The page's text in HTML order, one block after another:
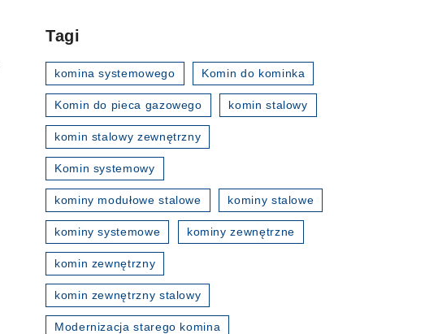
Tagi
komina systemowego Komin do kominka
Komin do pieca gazowego komin stalowy
komin stalowy zewnętrzny
Komin systemowy
kominy modułowe stalowe kominy stalowe
kominy systemowe kominy zewnętrzne
komin zewnętrzny
komin zewnętrzny stalowy
Modernizacja starego komina